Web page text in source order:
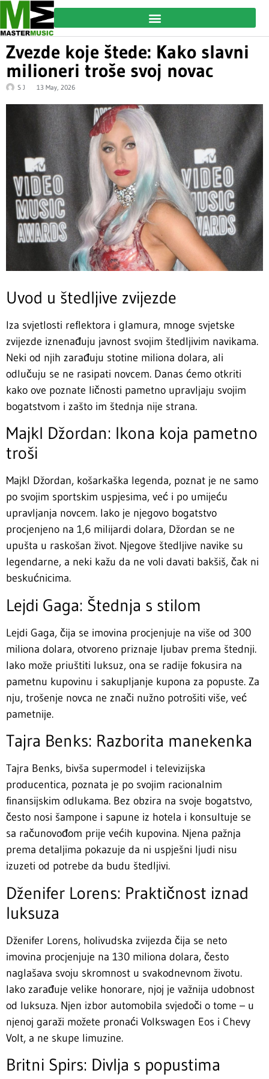
Zvezde koje štede: Kako slavni
milioneri troše svoj novac
S J 13 May, 2026
Uvod u štedljive zvijezde
Iza svjetlosti reflektora i glamura, mnoge svjetske
zvijezde iznenađuju javnost svojim štedljivim navikama.
Neki od njih zarađuju stotine miliona dolara, ali
odlučuju se ne rasipati novcem. Danas ćemo otkriti
kako ove poznate ličnosti pametno upravljaju svojim
bogatstvom i zašto im štednja nije strana.
Majkl Džordan: Ikona koja pametno
troši
Majkl Džordan, košarkaška legenda, poznat je ne samo
po svojim sportskim uspjesima, već i po umijeću
upravljanja novcem. Iako je njegovo bogatstvo
procjenjeno na 1,6 milijardi dolara, Džordan se ne
upušta u raskošan život. Njegove štedljive navike su
legendarne, a neki kažu da ne voli davati bakšiš, čak ni
beskućnicima.
Lejdi Gaga: Štednja s stilom
Lejdi Gaga, čija se imovina procjenjuje na više od 300
miliona dolara, otvoreno priznaje ljubav prema štednji.
Iako može priuštiti luksuz, ona se radije fokusira na
pametnu kupovinu i sakupljanje kupona za popuste. Za
nju, trošenje novca ne znači nužno potrošiti više, već
pametnije.
Tajra Benks: Razborita manekenka
Tajra Benks, bivša supermodel i televizijska
producentica, poznata je po svojim racionalnim
finansijskim odlukama. Bez obzira na svoje bogatstvo,
često nosi šampone i sapune iz hotela i konsultuje se
sa računovođom prije većih kupovina. Njena pažnja
prema detaljima pokazuje da ni uspješni ljudi nisu
izuzeti od potrebe da budu štedljivi.
Dženifer Lorens: Praktičnost iznad
luksuza
Dženifer Lorens, holivudska zvijezda čija se neto
imovina procjenjuje na 130 miliona dolara, često
naglašava svoju skromnost u svakodnevnom životu.
Iako zarađuje velike honorare, njoj je važnija udobnost
od luksuza. Njen izbor automobila svjedoči o tome – u
njenoj garaži možete pronaći Volkswagen Eos i Chevy
Volt, a ne skupe limuzine.
Britni Spirs: Divlja s popustima